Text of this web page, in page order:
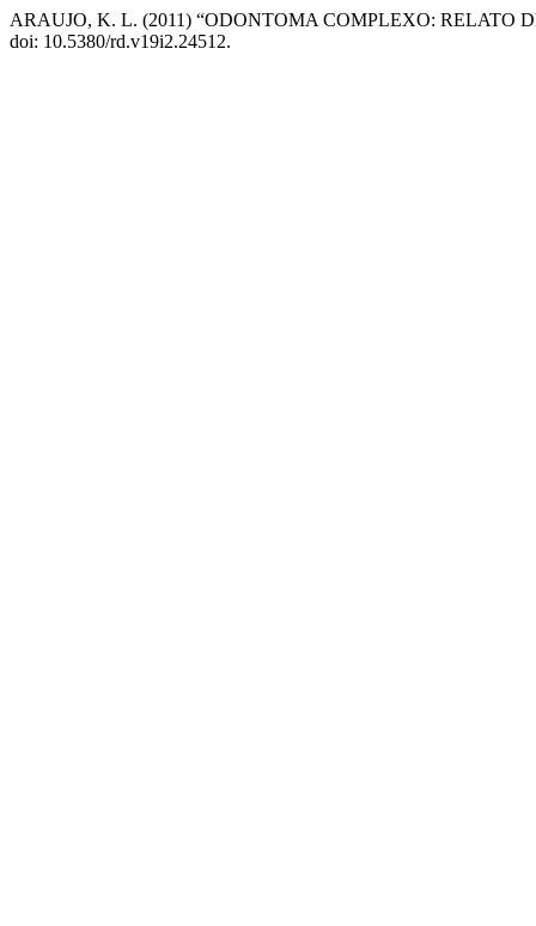
ARAUJO, K. L. (2011) “ODONTOMA COMPLEXO: RELATO
doi: 10.5380/rd.v19i2.24512.